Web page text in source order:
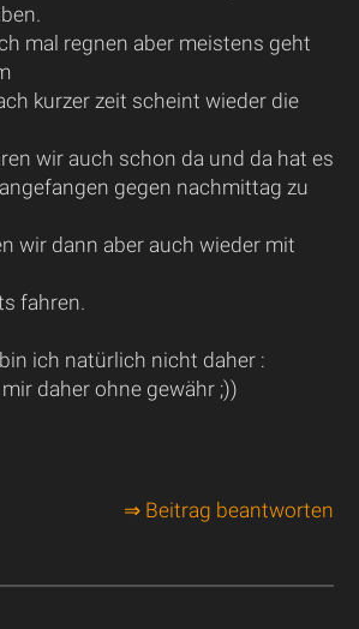
mal regnen aber meistens geht
kurzer zeit scheint wieder die
wir auch schon da und da hat es
gegen nachmittag zu
wir dann aber auch wieder mit
fahren.
ich natürlich nicht daher :
daher ohne gewähr ;))
⇒ Beitrag beantworten